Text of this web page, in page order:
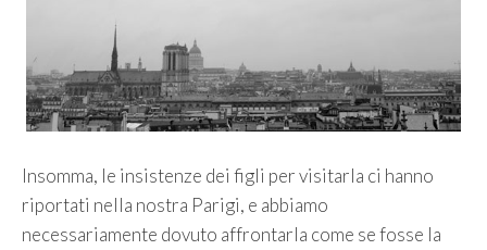
Insomma, le insistenze dei figli per visitarla ci hanno
riportati nella nostra Parigi, e abbiamo
necessariamente dovuto affrontarla come se fosse la